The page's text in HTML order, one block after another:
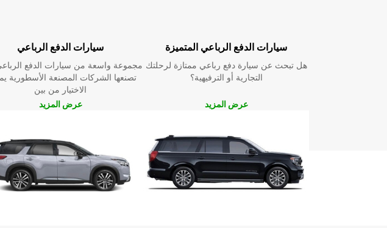
سيارات الدفع الرباعي
مجموعة واسعة من سيارات الدفع
تصنعها الشركات المصنعة الأسطورية
الاختيار من بين
عرض المزيد
سيارات الدفع الرباعي المتميزة
هل تبحث عن سيارة دفع رباعي ممتازة لرحلتك
التجارية أو الترفيهية؟
عرض المزيد